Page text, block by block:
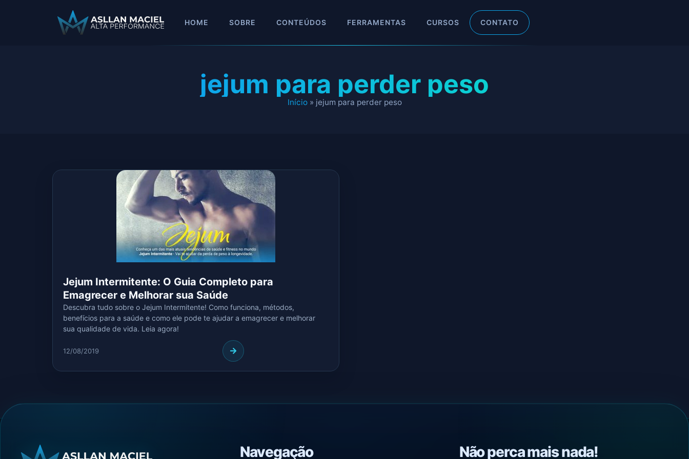
HOME SOBRE CONTEÚDOS FERRAMENTAS CURSOS CONTATO
jejum para perder peso
Início» jejum para perder peso
Jejum Intermitente: O Guia Completo para
Emagrecer e Melhorar sua Saúde
Descubra tudo sobre o Jejum Intermitente! Como funciona, métodos,
benefícios para a saúde e como ele pode te ajudar a emagrecer e melhorar
sua qualidade de vida. Leia agora!
12/08/2019
Navegação Não perca mais nada!